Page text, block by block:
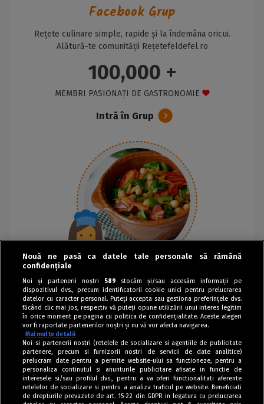
Facebook Grup
Rețete culinare simple, rapide și la îndemâna oricui.
Alătură-te comunității Rețetefeldefel.ro
100,000 +
MEMBRI PASIONAȚI DE GASTRONOMIE
Intră în Grup
Nouă ne pasă ca datele tale personale să rămână
confidențiale
Noi și partenerii noștri 589 stocăm și/sau accesăm informații pe
dispozitivul dvs., precum identificatorii cookie unici pentru prelucrarea
datelor cu caracter personal. Puteți accepta sau gestiona preferințele dvs.
făcând clic mai jos, respectiv vă puteți opune utilizării unui interes legitim
în orice moment pe pagina cu politica de confidențialitate. Aceste alegeri
vor fi raportate partenerilor noștri și nu vă vor afecta navigarea.
Mai multe detalii
Noi si partenerii nostri (retelele de socializare si agentiile de publicitate
partenere, precum si furnizorii nostri de servicii de date analitice)
prelucram date pentru a permite website-ului sa functioneze, pentru a
personaliza continutul si anunturile publicitare afisate in functie de
interesele si/sau profilul dvs., pentru a va oferi functionalitati aferente
retelelor de socializare si pentru a analiza traficul pe website. Beneficiati
de drepturile prevazute de art. 15-22 din GDPR in legatura cu prelucrarea